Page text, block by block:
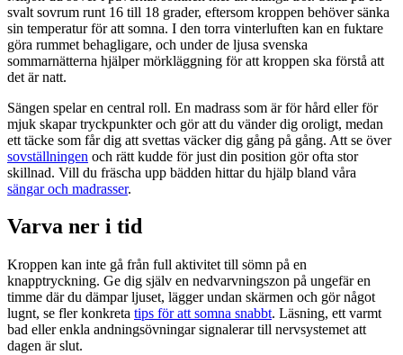
svalt sovrum runt 16 till 18 grader, eftersom kroppen behöver sänka
sin temperatur för att somna. I den torra vinterluften kan en fuktare
göra rummet behagligare, och under de ljusa svenska
sommarnätterna hjälper mörkläggning för att kroppen ska förstå att
det är natt.
Sängen spelar en central roll. En madrass som är för hård eller för
mjuk skapar tryckpunkter och gör att du vänder dig oroligt, medan
ett täcke som får dig att svettas väcker dig gång på gång. Att se över
sovställningen och rätt kudde för just din position gör ofta stor
skillnad. Vill du fräscha upp bädden hittar du hjälp bland våra
sängar och madrasser.
Varva ner i tid
Kroppen kan inte gå från full aktivitet till sömn på en
knapptryckning. Ge dig själv en nedvarvningszon på ungefär en
timme där du dämpar ljuset, lägger undan skärmen och gör något
lugnt, se fler konkreta tips för att somna snabbt. Läsning, ett varmt
bad eller enkla andningsövningar signalerar till nervsystemet att
dagen är slut.